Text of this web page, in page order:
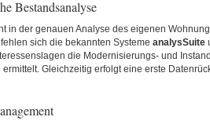
Bestandsanalyse
in der genauen Analyse des eigenen
sich die bekannten Systeme analysSuite
die Modernisierungs- und
Gleichzeitig erfolgt eine erste